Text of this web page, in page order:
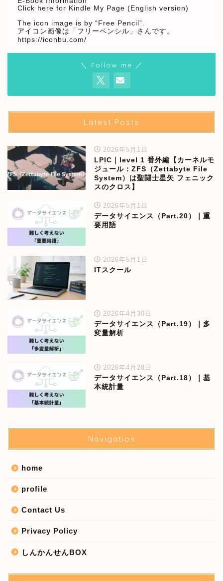
Click here for Kindle My Page (English version)
The icon image is by “Free Pencil”.
アイコン画像は「フリーペンシル」さんです。
https://iconbu.com/
＼ Follow me ／
Latest Posts
2026年5月1日
LPIC｜level 1 番外編【カーネルモ
ジュール：ZFS（Zettabyte File
System）は聖闘士星矢 フェニック
スのクロス】
2026年5月1日
データサイエンス（Part.20）｜重
要用語
2026年5月1日
ITスクール
2026年4月30日
データサイエンス（Part.19）｜多
変量解析
2026年4月28日
データサイエンス（Part.18）｜基
本統計量
Navigation
home
profile
Contact Us
Privacy Policy
しんかんせんBOX